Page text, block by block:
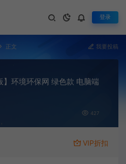
登录
正文 我要投稿
】环境环保网 绿色款 电脑端
427
VIP折扣